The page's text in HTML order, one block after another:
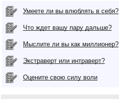
Умеете ли вы влюблять в себя?
Что ждет вашу пару дальше?
Мыслите ли вы как миллионер?
Экстраверт или интраверт?
Оцените свою силу воли